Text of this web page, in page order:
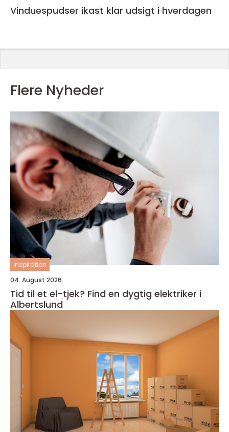
Vinduespudser ikast klar udsigt i hverdagen
Flere Nyheder
inspiration
04. August 2026
Tid til et el-tjek? Find en dygtig elektriker i
Albertslund